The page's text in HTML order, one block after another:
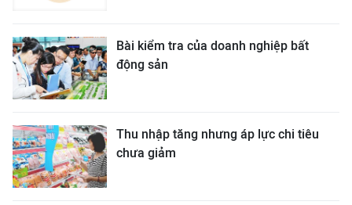
Bài kiểm tra của doanh nghiệp bất
động sản
Thu nhập tăng nhưng áp lực chi tiêu
chưa giảm